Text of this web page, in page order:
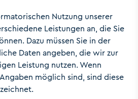
Nutzung unserer
Leistungen an, die Sie
Dazu müssen Sie in der
Daten angeben, die wir zur
Leistung nutzen. Wenn
möglich sind, sind diese